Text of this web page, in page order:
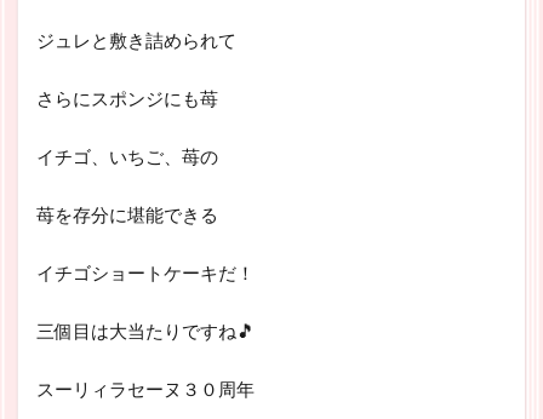
ジュレと敷き詰められて
さらにスポンジにも苺
イチゴ、いちご、苺の
苺を存分に堪能できる
イチゴショートケーキだ！
三個目は大当たりですね🎵
スーリィラセーヌ３０周年